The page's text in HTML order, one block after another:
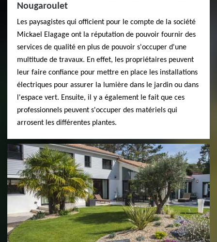
Nougaroulet
Les paysagistes qui officient pour le compte de la société
Mickael Elagage ont la réputation de pouvoir fournir des
services de qualité en plus de pouvoir s'occuper d'une
multitude de travaux. En effet, les propriétaires peuvent
leur faire confiance pour mettre en place les installations
électriques pour assurer la lumière dans le jardin ou dans
l'espace vert. Ensuite, il y a également le fait que ces
professionnels peuvent s'occuper des matériels qui
arrosent les différentes plantes.